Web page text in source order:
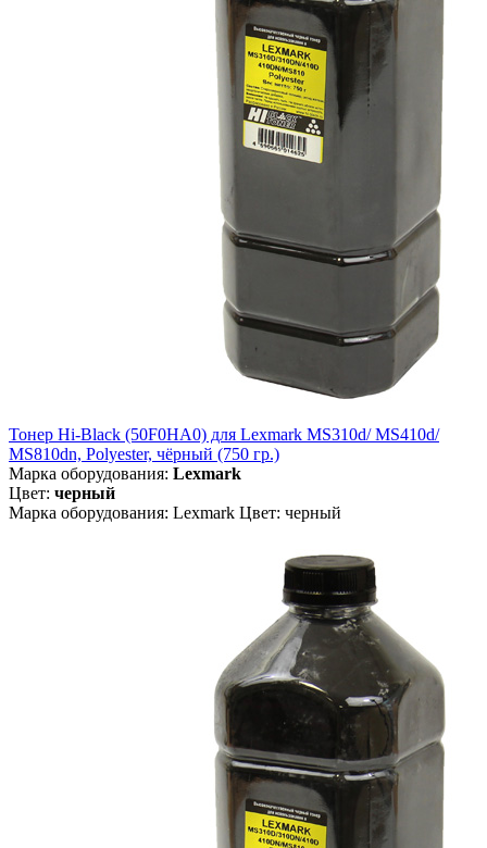
Тонер Hi-Black (50F0HA0) для Lexmark MS310d/ MS410d/
MS810dn, Polyester, чёрный (750 гр.)
Марка оборудования: Lexmark
Цвет: черный
Марка оборудования: Lexmark Цвет: черный